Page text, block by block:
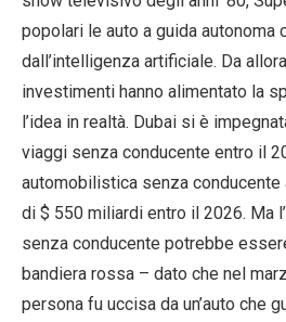
popolari le auto a guida autonoma
dall’intelligenza artificiale. Da
investimenti hanno alimentato la
l’idea in realtà. Dubai si è
viaggi senza conducente entro il
automobilistica senza conducente
di $ 550 miliardi entro il 2026. Ma
senza conducente potrebbe
bandiera rossa – dato che nel
persona fu uccisa da un’auto che